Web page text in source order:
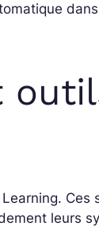
Ces
leurs